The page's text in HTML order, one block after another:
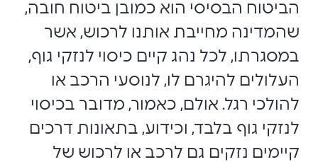
הביטוח הבסיסי הוא כמובן ביטוח חובה,
שהמדינה מחייבת אותנו לרכוש, אשר
במסגרתו, לכל נהג קיים כיסוי לנזקי גוף,
העלולים להיגרם לו, לנוסעי הרכב או
להולכי רגל. אולם, כאמור, מדובר בכיסוי
לנזקי גוף בלבד, וכידוע, בתאונות דרכים
קיימים נזקים גם לרכב או לרכוש של